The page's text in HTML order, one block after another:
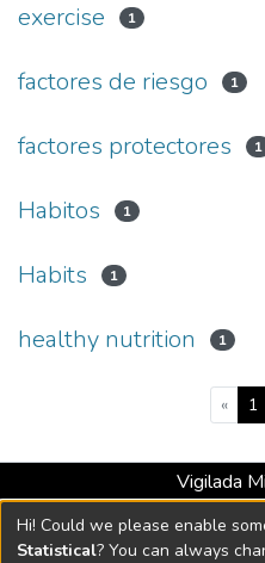
exercise 1
factores de riesgo 1
factores protectores 1
Habitos 1
Habits 1
healthy nutrition 1
« 1
Vigilada
Universidad con
Resolución
Hi! Could we please enable
Statistical? You can always